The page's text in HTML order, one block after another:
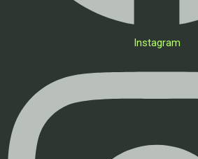
Instagram